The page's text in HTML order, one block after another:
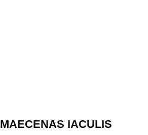
MAECENAS IACULIS